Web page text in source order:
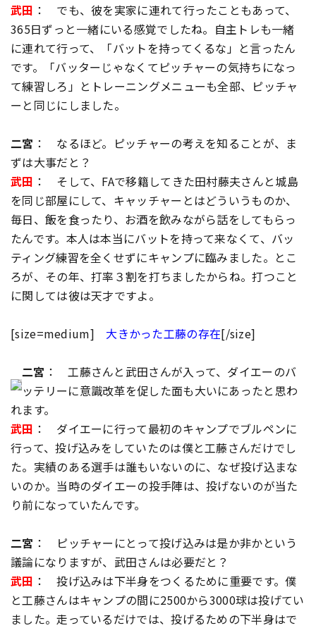
武田 ： でも、彼を実家に連れて行ったこともあって、
365日ずっと一緒にいる感覚でしたね。自主トレも一緒
に連れて行って、「バットを持ってくるな」と言ったん
です。「バッターじゃなくてピッチャーの気持ちになっ
て練習しろ」とトレーニングメニューも全部、ピッチャ
ーと同じにしました。
二宮 ： なるほど。ピッチャーの考えを知ることが、ま
ずは大事だと？
武田 ： そして、FAで移籍してきた田村藤夫さんと城島
を同じ部屋にして、キャッチャーとはどういうものか、
毎日、飯を食ったり、お酒を飲みながら話をしてもらっ
たんです。本人は本当にバットを持って来なくて、バッ
ティング練習を全くせずにキャンプに臨みました。とこ
ろが、その年、打率３割を打ちましたからね。打つこと
に関しては彼は天才ですよ。
[size=medium] 大きかった工藤の存在[/size]
二宮 ： 工藤さんと武田さんが入って、ダイエーのバ
ッテリーに意識改革を促した面も大いにあったと思わ
れます。
武田 ： ダイエーに行って最初のキャンプでブルペンに
行って、投げ込みをしていたのは僕と工藤さんだけでし
た。実績のある選手は誰もいないのに、なぜ投げ込まな
いのか。当時のダイエーの投手陣は、投げないのが当た
り前になっていたんです。
二宮 ： ピッチャーにとって投げ込みは是か非かという
議論になりますが、武田さんは必要だと？
武田 ： 投げ込みは下半身をつくるために重要です。僕
と工藤さんはキャンプの間に2500から3000球は投げてい
ました。走っているだけでは、投げるための下半身はで